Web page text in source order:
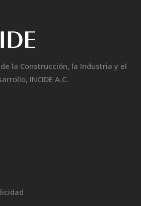
la Construcción, la Industria y el
INCIDE A.C.